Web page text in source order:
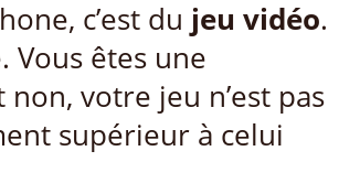
c’est du jeu vidéo.
Vous êtes une
non, votre jeu n’est pas
supérieur à celui